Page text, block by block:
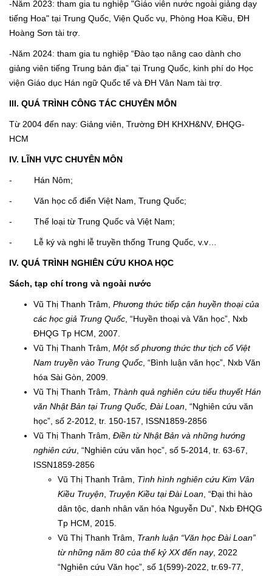
-Năm 2023: tham gia tu nghiệp "Giáo viên nước ngoài giảng dạy
tiếng Hoa" tại Trung Quốc, Viện Quốc vụ, Phòng Hoa Kiều, ĐH
Hoàng Sơn tài trợ.
-Năm 2024: tham gia tu nghiệp “Đào tạo nâng cao dành cho
giảng viên tiếng Trung bản địa” tại Trung Quốc, kinh phí do Học
viện Giáo dục Hán ngữ Quốc tế và ĐH Vân Nam tài trợ.
III. QUÁ TRÌNH CÔNG TÁC CHUYÊN MÔN
Từ 2004 đến nay: Giảng viên, Trường ĐH KHXH&NV, ĐHQG-
HCM
IV. LĨNH VỰC CHUYÊN MÔN
- Hán Nôm;
- Văn học cổ điển Việt Nam, Trung Quốc;
- Thể loại từ Trung Quốc và Việt Nam;
- Lễ ký và nghi lễ truyền thống Trung Quốc, v.v…
IV. QUÁ TRÌNH NGHIÊN CỨU KHOA HỌC
Sách, tạp chí trong và ngoài nước
Vũ Thị Thanh Trâm, Phương thức tiếp cận huyền thoại của
các học giả Trung Quốc , “Huyền thoại và Văn học”, Nxb
ĐHQG Tp HCM, 2007.
Vũ Thị Thanh Trâm, Một số phương thức thư tịch cổ Việt
Nam truyền vào Trung Quốc , “Bình luận văn học”, Nxb Văn
hóa Sài Gòn, 2009.
Vũ Thị Thanh Trâm, Thành quả nghiên cứu tiểu thuyết Hán
văn Nhật Bản tại Trung Quốc, Đài Loan , “Nghiên cứu văn
học”, số 2-2012, tr. 150-157, ISSN1859-2856
Vũ Thị Thanh Trâm, Điền từ Nhật Bản và những hướng
nghiên cứu , “Nghiên cứu văn học”, số 5-2014, tr. 63-67,
ISSN1859-2856
Vũ Thị Thanh Trâm, Tình hình nghiên cứu Kim Vân
Kiều Truyện Truyện Kiều tại Đài Loan , “Đại thi hào
dân tộc, danh nhân văn hóa Nguyễn Du”, Nxb ĐHQG
Tp HCM, 2015.
Vũ Thị Thanh Trâm, Tranh luận “Văn học Đài Loan”
từ những năm 80 của thế kỷ XX đến nay, 2022
“Nghiên cứu Văn học”, số 1(599)-2022, tr.69-77,